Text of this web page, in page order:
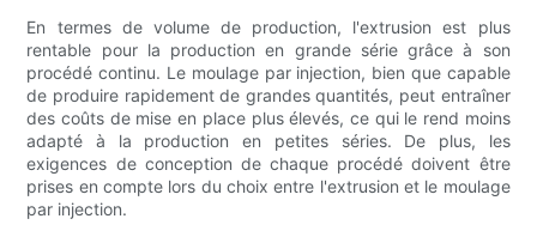
En termes de volume de production, l'extrusion est plus
rentable pour la production en grande série grâce à son
procédé continu. Le moulage par injection, bien que capable
de produire rapidement de grandes quantités, peut entraîner
des coûts de mise en place plus élevés, ce qui le rend moins
adapté à la production en petites séries. De plus, les
exigences de conception de chaque procédé doivent être
prises en compte lors du choix entre l'extrusion et le moulage
par injection.